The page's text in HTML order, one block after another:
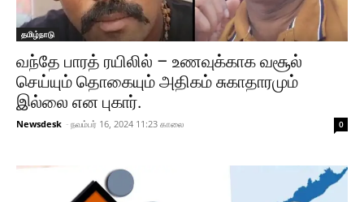
தமிழ்நாடு
வந்தே பாரத் ரயிலில் – உணவுக்காக வசூல்
செய்யும் தொகையும் அதிகம் சுகாதாரமும்
இல்லை என புகார்.
Newsdesk - நவம்பர் 16, 2024 11:23 காலை 0